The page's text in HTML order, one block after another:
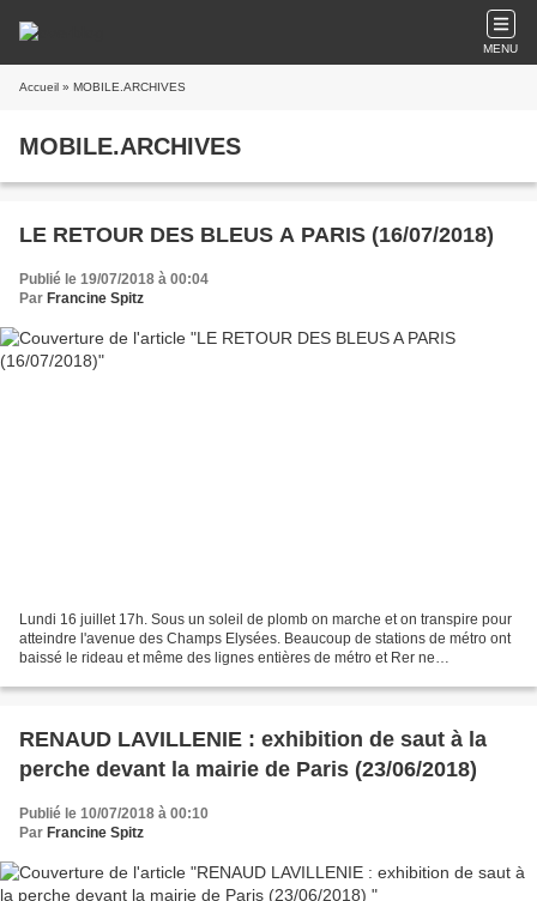
MENU
Accueil » MOBILE.ARCHIVES
MOBILE.ARCHIVES
LE RETOUR DES BLEUS A PARIS (16/07/2018)
Publié le 19/07/2018 à 00:04
Par Francine Spitz
Lundi 16 juillet 17h. Sous un soleil de plomb on marche et on transpire pour
atteindre l'avenue des Champs Elysées. Beaucoup de stations de métro ont
baissé le rideau et même des lignes entières de métro et Rer ne
RENAUD LAVILLENIE : exhibition de saut à la
perche devant la mairie de Paris (23/06/2018)
Publié le 10/07/2018 à 00:10
Par Francine Spitz